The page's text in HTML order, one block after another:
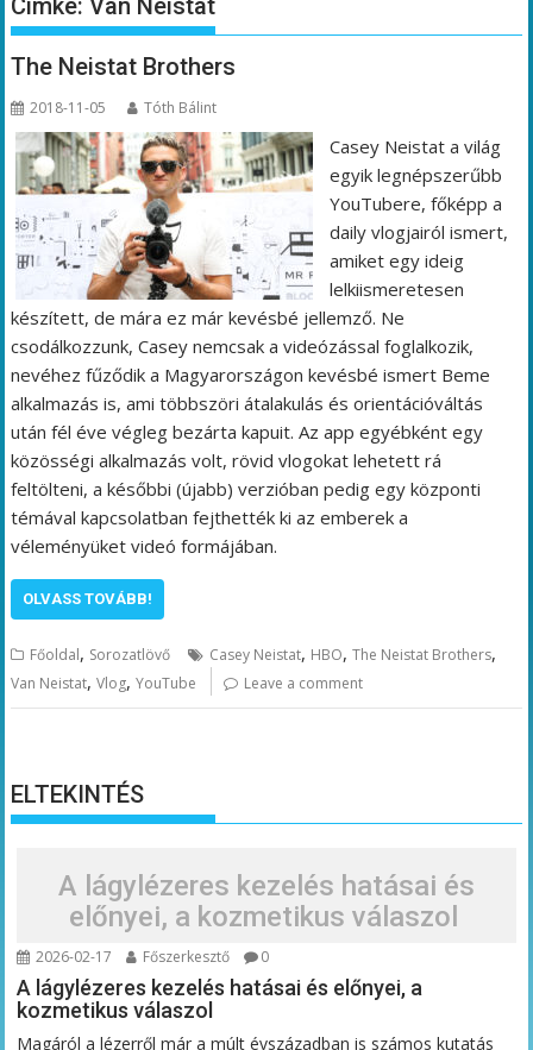
Címke:Van Neistat
The Neistat Brothers
2018-11-05 Tóth Bálint
Casey Neistat a világ
egyik legnépszerűbb
YouTubere, főképp a
daily vlogjairól ismert,
amiket egy ideig
lelkiismeretesen
készített, de mára ez már kevésbé jellemző. Ne
csodálkozzunk, Casey nemcsak a videózással foglalkozik,
nevéhez fűződik a Magyarországon kevésbé ismert Beme
alkalmazás is, ami többszöri átalakulás és orientációváltás
után fél éve végleg bezárta kapuit. Az app egyébként egy
közösségi alkalmazás volt, rövid vlogokat lehetett rá
feltölteni, a későbbi (újabb) verzióban pedig egy központi
témával kapcsolatban fejthették ki az emberek a
véleményüket videó formájában.
OLVASS TOVÁBB!
Főoldal, Sorozatlövő Casey Neistat, HBO,The Neistat Brothers,
Van Neistat,Vlog,YouTube Leave a comment
ELTEKINTÉS
A lágylézeres kezelés hatásai és
előnyei, a kozmetikus válaszol
2026-02-17 Főszerkesztő 0
A lágylézeres kezelés hatásai és előnyei, a
kozmetikus válaszol
Magáról a lézerről már a múlt évszázadban is számos kutatás